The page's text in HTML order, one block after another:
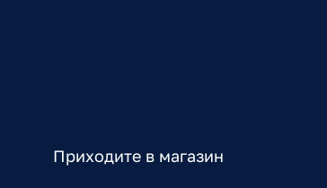
Приходите в магазин